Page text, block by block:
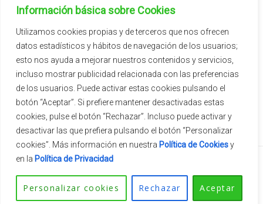
Información básica sobre Cookies
Utilizamos cookies propias y de terceros que nos ofrecen
datos estadísticos y hábitos de navegación de los usuarios;
esto nos ayuda a mejorar nuestros contenidos y servicios,
incluso mostrar publicidad relacionada con las preferencias
de los usuarios. Puede activar estas cookies pulsando el
botón “Aceptar”. Si prefiere mantener desactivadas estas
cookies, pulse el botón “Rechazar”. Incluso puede activar y
desactivar las que prefiera pulsando el botón “Personalizar
cookies”. Más información en nuestra Política de Cookiesy
en la Política de Privacidad
Personalizar cookies Rechazar Aceptar
Preguntas frecuentes
Subvenciones
2026 © Vivercid. Tema deSiteOrigin